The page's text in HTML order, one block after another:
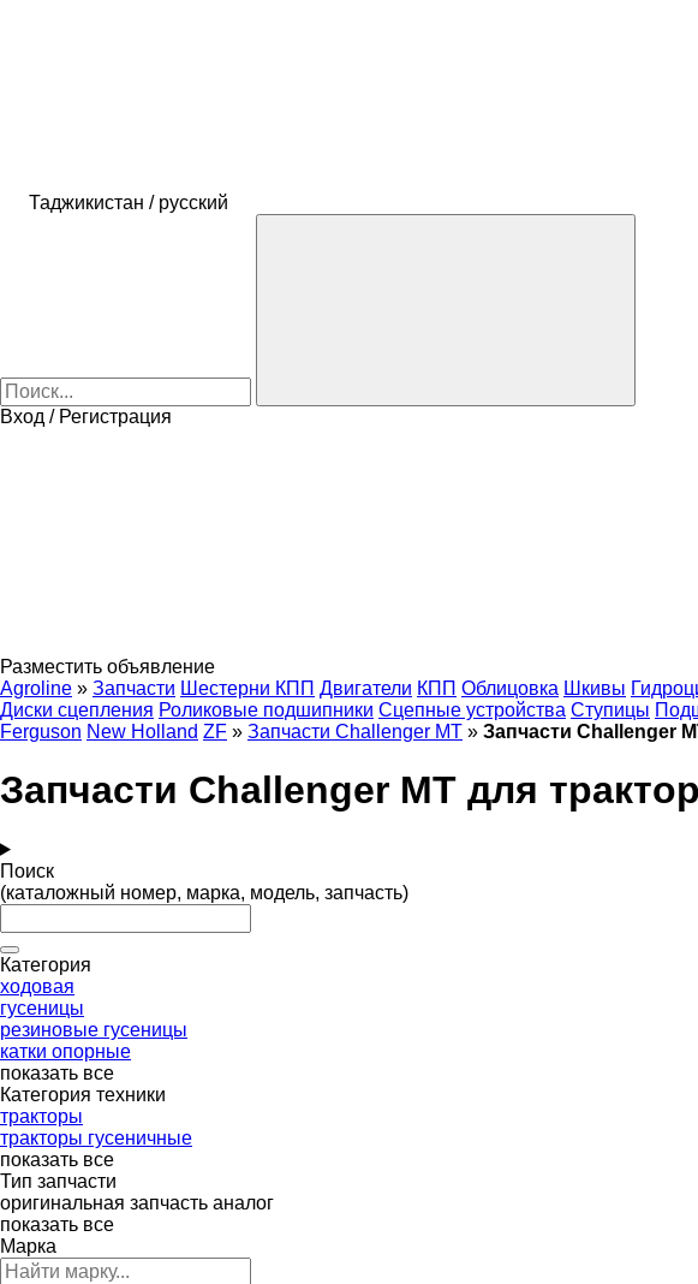
Таджикистан / русский
Вход / Регистрация
Разместить объявление
Agroline » Запчасти Шестерни КПП Двигатели КПП Облицовка Шкивы
Диски сцепления Роликовые подшипники Сцепные устройства Ступицы
Ferguson New Holland ZF » Запчасти Challenger MT » Запчасти Challenger
Запчасти Challenger MT для
Поиск
(каталожный номер, марка, модель, запчасть)
Категория
ходовая
гусеницы
резиновые гусеницы
катки опорные
показать все
Категория техники
тракторы
тракторы гусеничные
показать все
Тип запчасти
оригинальная запчасть аналог
показать все
Марка